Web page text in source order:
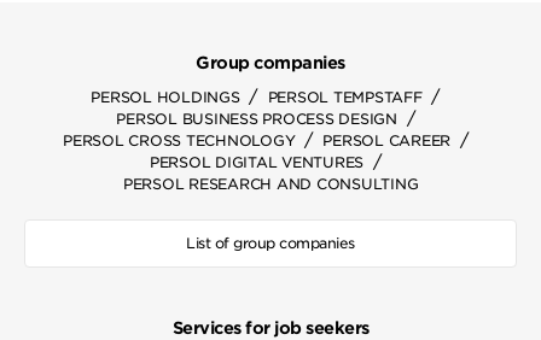
Group companies
PERSOL HOLDINGS / PERSOL TEMPSTAFF /
PERSOL BUSINESS PROCESS DESIGN /
PERSOL CROSS TECHNOLOGY / PERSOL CAREER /
PERSOL DIGITAL VENTURES /
PERSOL RESEARCH AND CONSULTING
List of group companies
Services for job seekers